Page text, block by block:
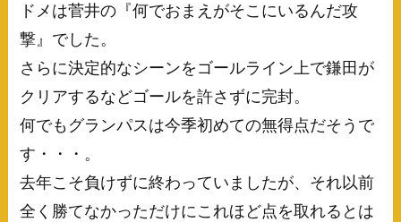
ドメは菅井の『何でおまえがそこにいるんだ攻
撃』でした。
さらに決定的なシーンをゴールライン上で鎌田が
クリアするなどゴールを許さずに完封。
何でもグランパスは今季初めての無得点だそうで
す・・・。
去年こそ負けずに終わっていましたが、それ以前
全く勝てなかっただけにこれほど点を取れるとは